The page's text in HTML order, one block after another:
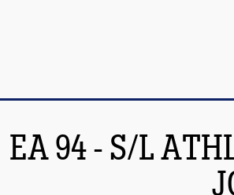
EA 94 - S/L